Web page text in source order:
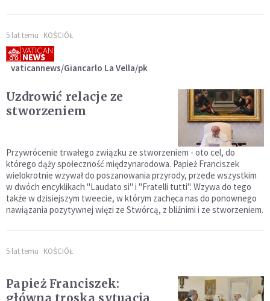
5 lat temu KOŚCIÓŁ
vaticannews/Giancarlo La Vella/pk
Uzdrowić relacje ze
stworzeniem
Przywrócenie trwałego związku ze stworzeniem - oto cel, do
którego dąży społeczność międzynarodowa. Papież Franciszek
wielokrotnie wzywał do poszanowania przyrody, przede wszystkim
w dwóch encyklikach "Laudato si" i "Fratelli tutti". Wzywa do tego
także w dzisiejszym tweecie, w którym zachęca nas do ponownego
nawiązania pozytywnej więzi ze Stwórcą, z bliźnimi i ze stworzeniem.
5 lat temu KOŚCIÓŁ
Papież Franciszek:
główną troską sytuacja